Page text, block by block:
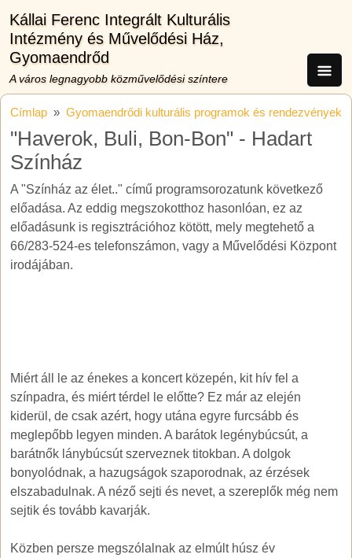
Kállai Ferenc Integrált Kulturális
Intézmény és Művelődési Ház,
Gyomaendrőd
A város legnagyobb közművelődési színtere
Címlap Gyomaendrődi kulturális programok és rendezvények
"Haverok, Buli, Bon-Bon" - Hadart
Színház
A "Színház az élet.." című programsorozatunk következő
előadása. Az eddig megszokotthoz hasonlóan, ez az
előadásunk is regisztrációhoz kötött, mely megtehető a
66/283-524-es telefonszámon, vagy a Művelődési Központ
irodájában.
Miért áll le az énekes a koncert közepén, kit hív fel a
színpadra, és miért térdel le előtte? Ez már az elején
kiderül, de csak azért, hogy utána egyre furcsább és
meglepőbb legyen minden. A barátok legénybúcsút, a
barátnők lánybúcsút szerveznek titokban. A dolgok
bonyolódnak, a hazugságok szaporodnak, az érzések
elszabadulnak. A néző sejti és nevet, a szereplők még nem
sejtik és tovább kavarják.
Közben persze megszólalnak az elmúlt húsz év